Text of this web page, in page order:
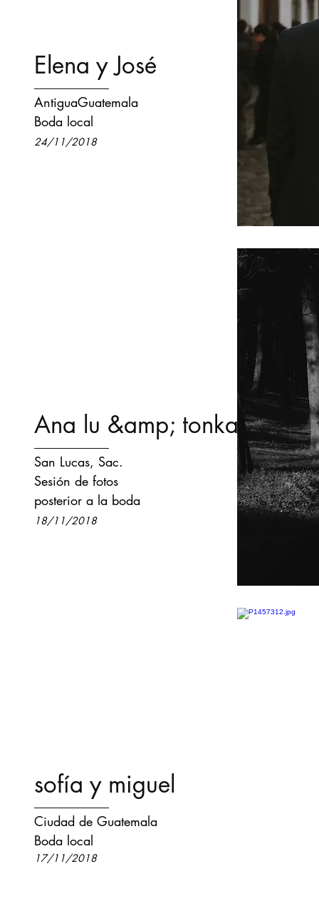
Elena y José
AntiguaGuatemala
Boda local
24/11/2018
Ana lu &amp; tonka
San Lucas, Sac.
Sesión de fotos
posterior a la boda
18/11/2018
sofía y miguel
Ciudad de Guatemala
Boda local
17/11/2018